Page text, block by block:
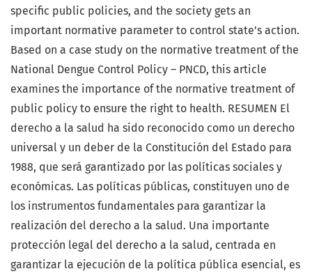
specific public policies, and the society gets an
important normative parameter to control state’s action.
Based on a case study on the normative treatment of the
National Dengue Control Policy – PNCD, this article
examines the importance of the normative treatment of
public policy to ensure the right to health. RESUMEN El
derecho a la salud ha sido reconocido como un derecho
universal y un deber de la Constitución del Estado para
1988, que será garantizado por las políticas sociales y
económicas. Las políticas públicas, constituyen uno de
los instrumentos fundamentales para garantizar la
realización del derecho a la salud. Una importante
protección legal del derecho a la salud, centrada en
garantizar la ejecución de la política pública esencial, es